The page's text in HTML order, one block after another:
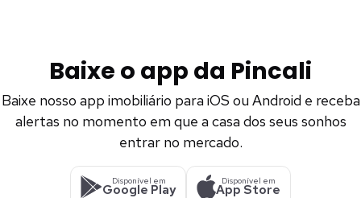
Baixe o app da Pincali
Baixe nosso app imobiliário para iOS ou Android e receba
alertas no momento em que a casa dos seus sonhos
entrar no mercado.
Disponível em
Google Play
Disponível em
App Store